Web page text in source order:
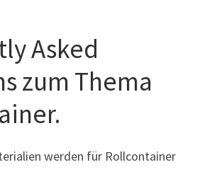
Asked
zum Thema
werden für Rollcontainer